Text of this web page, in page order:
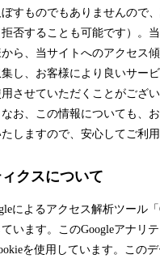
すものでもありませんので
否することも可能です）。
ら、当サイトへのアクセス
し、お客様により良いサー
させていただくことがござ
お、この情報についても、
しますので、安心してご利用
クスについて
によるアクセス解析ツール「
います。このGoogleアナリ
を使用しています。この